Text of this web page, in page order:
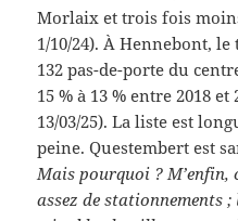
Morlaix et trois fois
1/10/24). À Hennebont,
132 pas-de-porte du
15 % à 13 % entre 2018 et
13/03/25). La liste est
peine. Questembert est
Mais pourquoi ? M’enfin,
assez de stationnements